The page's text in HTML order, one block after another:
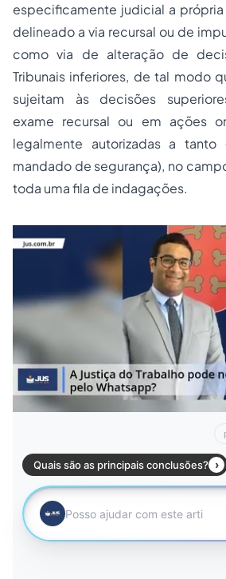
especificamente judicial a
delineado a via recursal ou de
como via de alteração de
Tribunais inferiores, de tal modo
sujeitam às decisões
exame recursal ou em ações
legalmente autorizadas a
mandado de segurança), no
toda uma fila de indagações.